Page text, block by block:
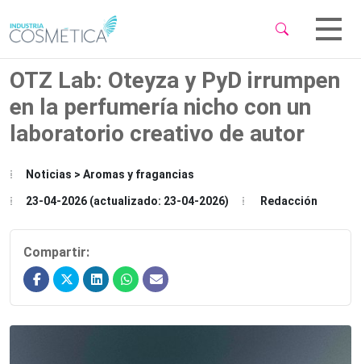
Menu
OTZ Lab: Oteyza y PyD irrumpen
en la perfumería nicho con un
laboratorio creativo de autor
Noticias > Aromas y fragancias
23-04-2026 (actualizado: 23-04-2026) Redacción
Compartir: